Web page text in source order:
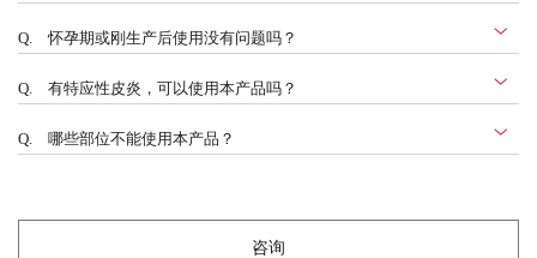
Q. 怀孕期或刚生产后使用没有问题吗？
Q. 有特应性皮炎，可以使用本产品吗？
Q. 哪些部位不能使用本产品？
咨询